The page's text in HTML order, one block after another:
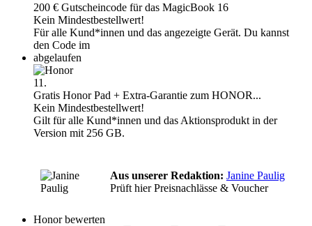
200 € Gutscheincode für das MagicBook 16
Kein Mindestbestellwert!
Für alle Kund*innen und das angezeigte Gerät. Du kannst
den Code im
abgelaufen
11.
Gratis Honor Pad + Extra-Garantie zum HONOR...
Kein Mindestbestellwert!
Gilt für alle Kund*innen und das Aktionsprodukt in der
Version mit 256 GB.
Aus unserer Redaktion: Janine Paulig
Prüft hier Preisnachlässe & Voucher
Honor bewerten